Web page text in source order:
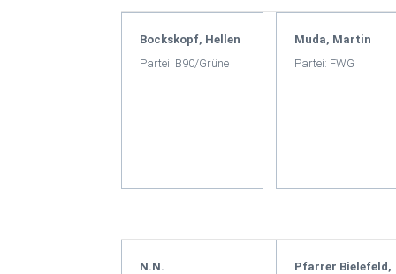
Bockskopf, Hellen
Partei: B90/Grüne
Muda, Martin
Partei: FWG
N.N.
Pfarrer Bielefeld,